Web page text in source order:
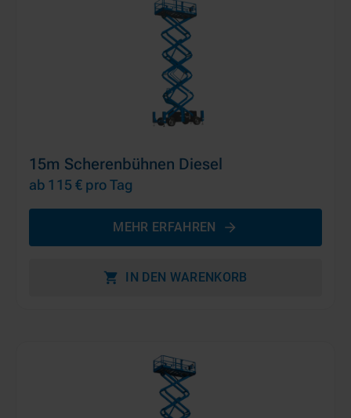
15m Scherenbühnen Diesel
ab 115 € pro Tag
MEHR ERFAHREN
IN DEN WARENKORB